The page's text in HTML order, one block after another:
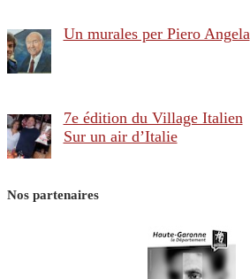
Un murales per Piero Angela
7e édition du Village Italien
Sur un air d’Italie
Nos partenaires